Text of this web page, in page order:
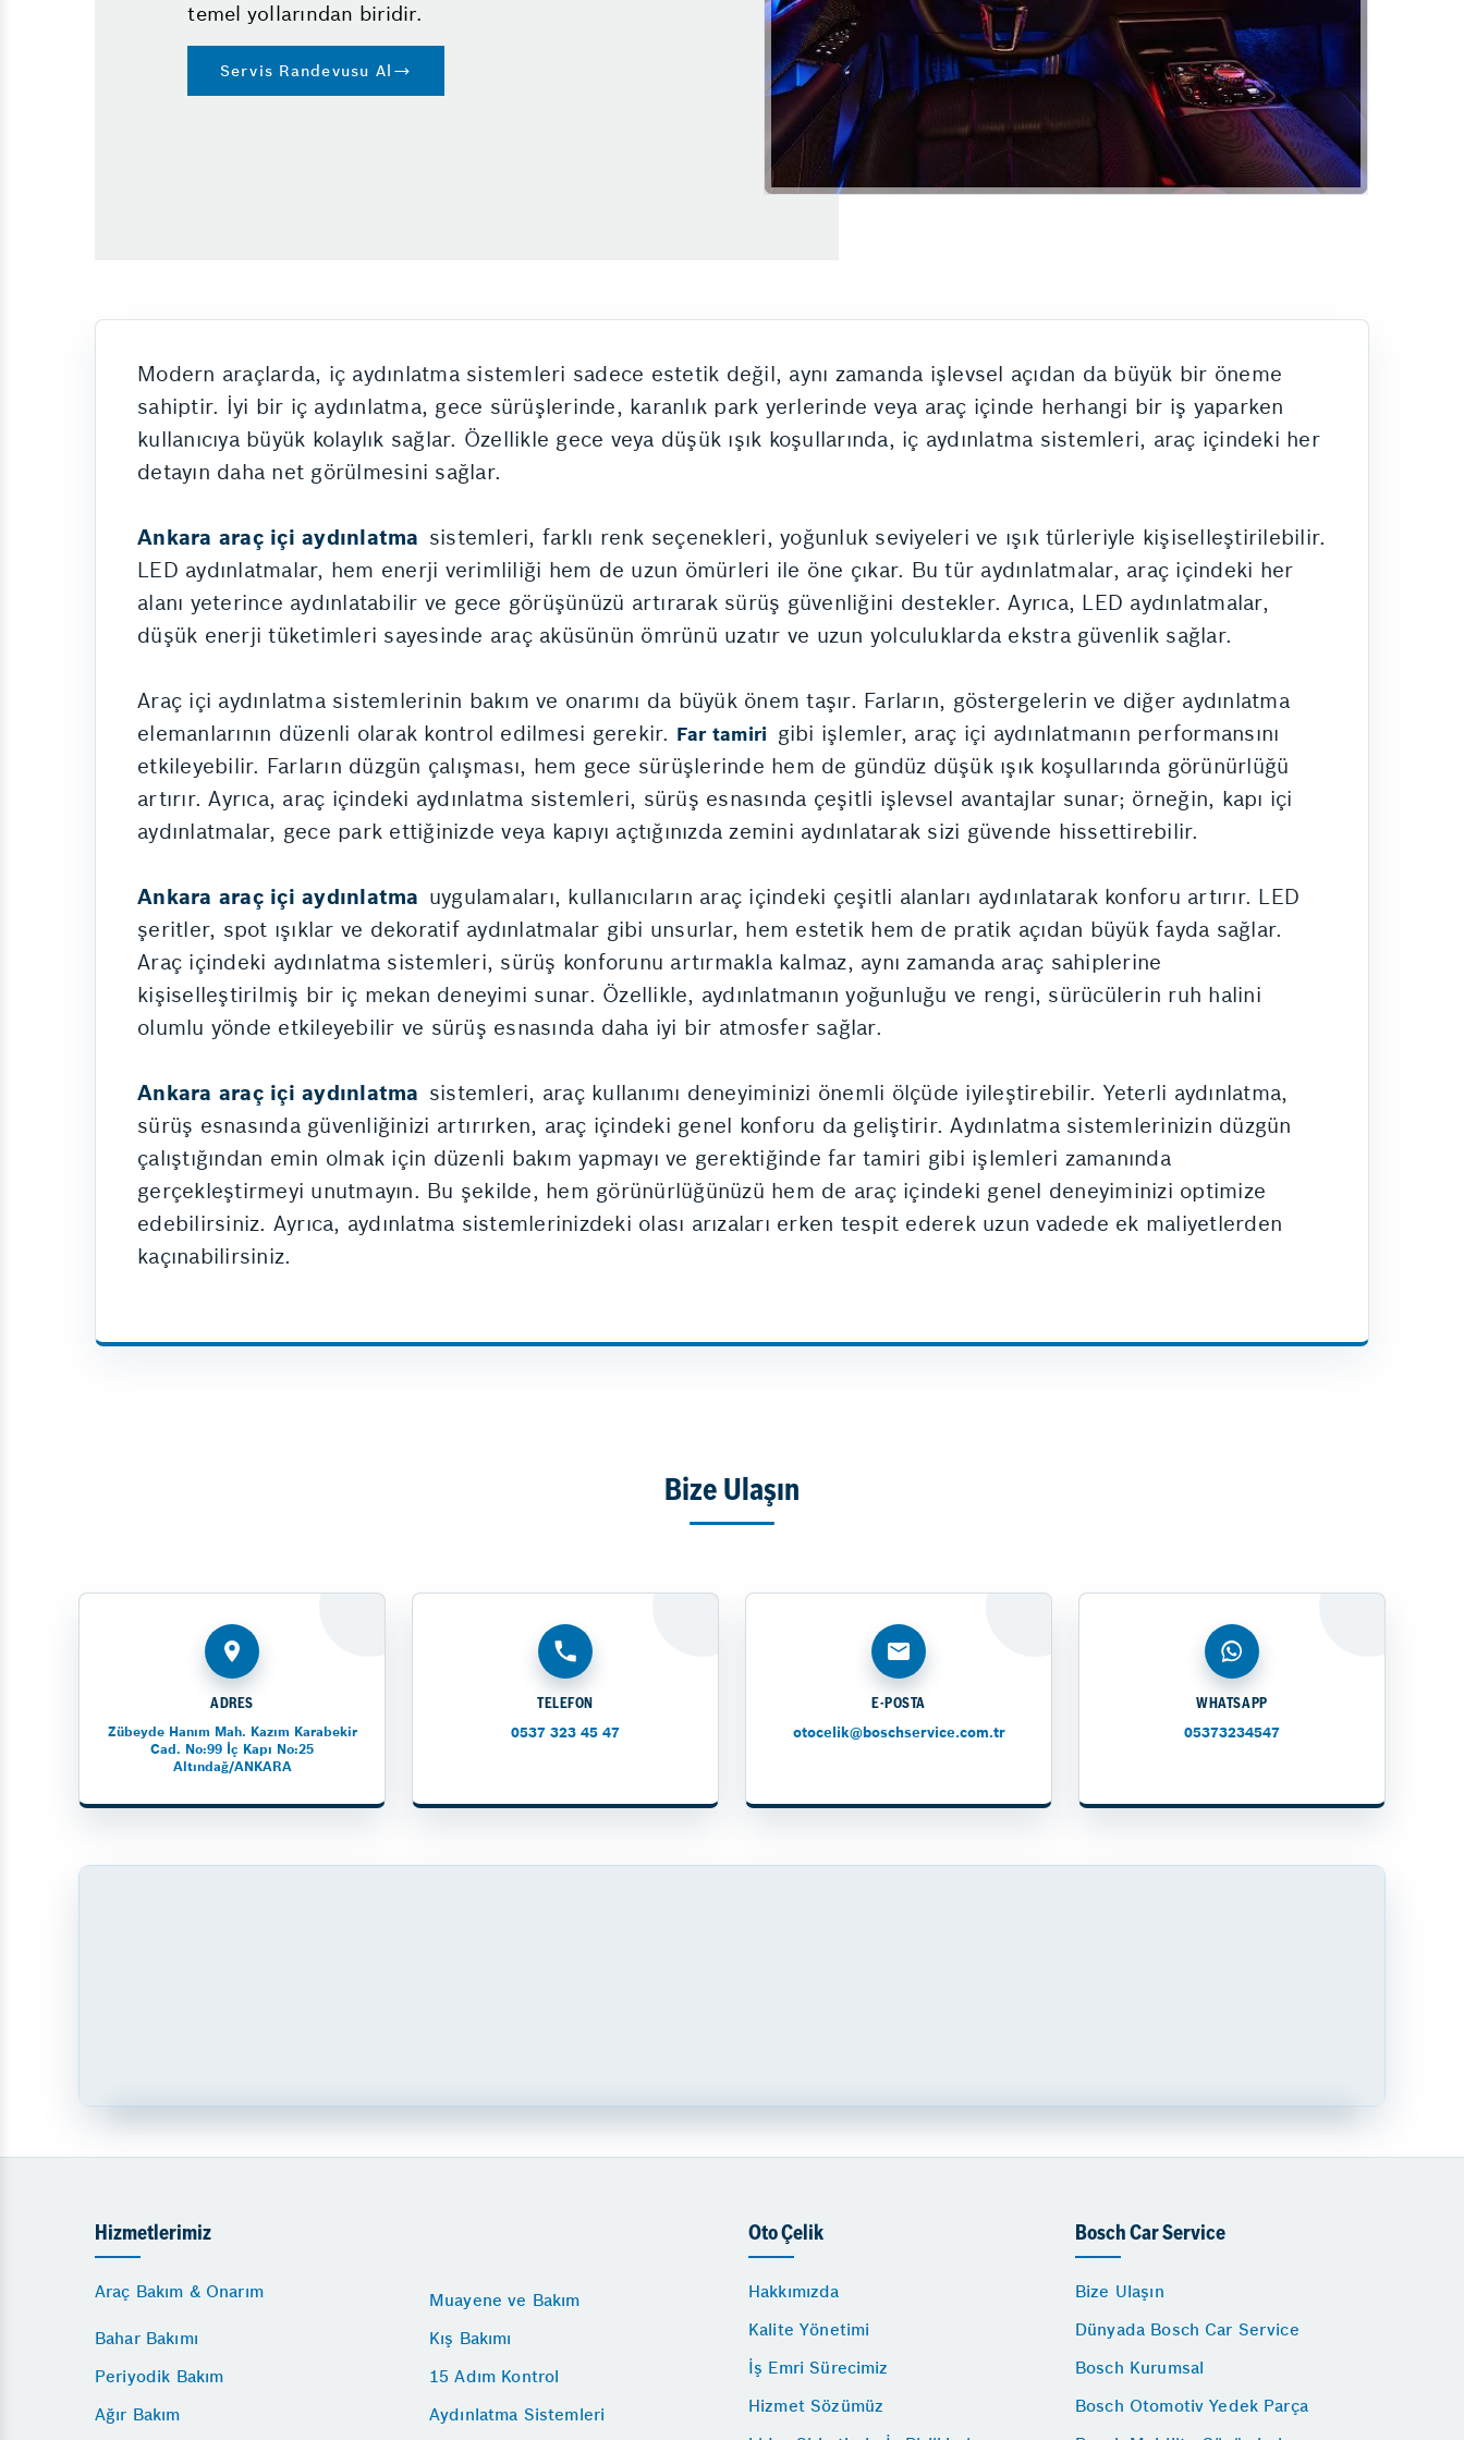
Emniyet Sistemleri
Vale
Oto Kuaför
Fren İnovasyonları
Göçük Düzeltme
Kaporta Boya
Hizmetlerimiz
Rehber
temel yollarından biridir.
Servis Randevusu Al
Modern araçlarda, iç aydınlatma sistemleri sadece estetik değil, aynı zamanda işlevsel açıdan da büyük bir öneme
sahiptir. İyi bir iç aydınlatma, gece sürüşlerinde, karanlık park yerlerinde veya araç içinde herhangi bir iş yaparken
kullanıcıya büyük kolaylık sağlar. Özellikle gece veya düşük ışık koşullarında, iç aydınlatma sistemleri, araç içindeki her
detayın daha net görülmesini sağlar.
Ankara araç içi aydınlatma sistemleri, farklı renk seçenekleri, yoğunluk seviyeleri ve ışık türleriyle kişiselleştirilebilir.
LED aydınlatmalar, hem enerji verimliliği hem de uzun ömürleri ile öne çıkar. Bu tür aydınlatmalar, araç içindeki her
alanı yeterince aydınlatabilir ve gece görüşünüzü artırarak sürüş güvenliğini destekler. Ayrıca, LED aydınlatmalar,
düşük enerji tüketimleri sayesinde araç aküsünün ömrünü uzatır ve uzun yolculuklarda ekstra güvenlik sağlar.
Araç içi aydınlatma sistemlerinin bakım ve onarımı da büyük önem taşır. Farların, göstergelerin ve diğer aydınlatma
elemanlarının düzenli olarak kontrol edilmesi gerekir. Far tamiri gibi işlemler, araç içi aydınlatmanın performansını
etkileyebilir. Farların düzgün çalışması, hem gece sürüşlerinde hem de gündüz düşük ışık koşullarında görünürlüğü
artırır. Ayrıca, araç içindeki aydınlatma sistemleri, sürüş esnasında çeşitli işlevsel avantajlar sunar; örneğin, kapı içi
aydınlatmalar, gece park ettiğinizde veya kapıyı açtığınızda zemini aydınlatarak sizi güvende hissettirebilir.
Ankara araç içi aydınlatma uygulamaları, kullanıcıların araç içindeki çeşitli alanları aydınlatarak konforu artırır. LED
şeritler, spot ışıklar ve dekoratif aydınlatmalar gibi unsurlar, hem estetik hem de pratik açıdan büyük fayda sağlar.
Araç içindeki aydınlatma sistemleri, sürüş konforunu artırmakla kalmaz, aynı zamanda araç sahiplerine
kişiselleştirilmiş bir iç mekan deneyimi sunar. Özellikle, aydınlatmanın yoğunluğu ve rengi, sürücülerin ruh halini
olumlu yönde etkileyebilir ve sürüş esnasında daha iyi bir atmosfer sağlar.
Ankara araç içi aydınlatma sistemleri, araç kullanımı deneyiminizi önemli ölçüde iyileştirebilir. Yeterli aydınlatma,
sürüş esnasında güvenliğinizi artırırken, araç içindeki genel konforu da geliştirir. Aydınlatma sistemlerinizin düzgün
çalıştığından emin olmak için düzenli bakım yapmayı ve gerektiğinde far tamiri gibi işlemleri zamanında
gerçekleştirmeyi unutmayın. Bu şekilde, hem görünürlüğünüzü hem de araç içindeki genel deneyiminizi optimize
edebilirsiniz. Ayrıca, aydınlatma sistemlerinizdeki olası arızaları erken tespit ederek uzun vadede ek maliyetlerden
kaçınabilirsiniz.
Bize Ulaşın
ADRES
Zübeyde Hanım Mah. Kazım Karabekir
Cad. No:99 İç Kapı No:25
Altındağ/ANKARA
TELEFON
0537 323 45 47
E-POSTA
otocelik@boschservice.com.tr
WHATSAPP
05373234547
Hizmetlerimiz
Araç Bakım & Onarım
Muayene ve Bakım
Bahar Bakımı
Kış Bakımı
Periyodik Bakım
15 Adım Kontrol
Ağır Bakım
Aydınlatma Sistemleri
Oto Çelik
Hakkımızda
Kalite Yönetimi
İş Emri Sürecimiz
Hizmet Sözümüz
Bosch Car Service
Bize Ulaşın
Dünyada Bosch Car Service
Bosch Kurumsal
Bosch Otomotiv Yedek Parça